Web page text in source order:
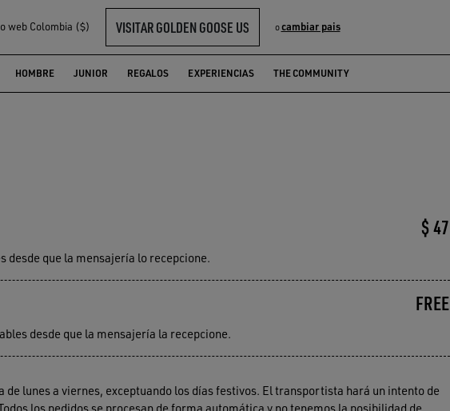
web Colombia ($) VISITAR GOLDEN GOOSE US ocambiar pais
HOMBRE JUNIOR REGALOS EXPERIENCIAS THE COMMUNITY
$ 47
desde que la mensajería lo recepcione.
FREE
desde que la mensajería la recepcione.
lunes a viernes, exceptuando los días festivos. El transportista hará un intento de